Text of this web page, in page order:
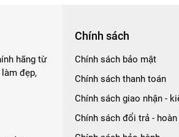
hãng từ
đẹp,
Chính sách
Chính sách bảo mật
Chính sách thanh toán
Chính sách giao nhận -
Chính sách đổi trả -